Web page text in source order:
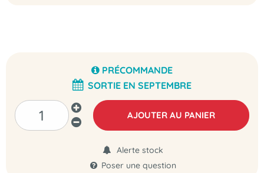
PRÉCOMMANDE
SORTIE EN SEPTEMBRE
AJOUTER AU PANIER
Alerte stock
Poser une question